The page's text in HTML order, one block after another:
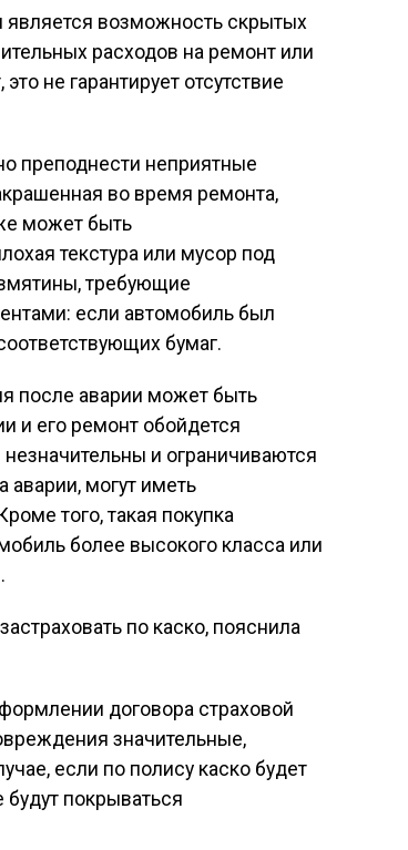
является возможность скрытых
расходов на ремонт или
не гарантирует отсутствие
преподнести неприятные
во время ремонта,
может быть
текстура или мусор под
требующие
если автомобиль был
бумаг.
после аварии может быть
и его ремонт обойдется
и ограничиваются
аварии, могут иметь
того, такая покупка
более высокого класса или
по каско, пояснила
договора страховой
значительные,
если по полису каско будет
покрываться